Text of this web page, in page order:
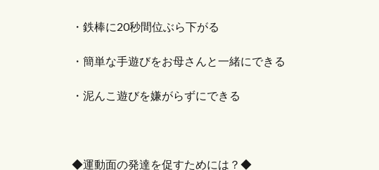
・鉄棒に20秒間位ぶら下がる
・簡単な手遊びをお母さんと一緒にできる
・泥んこ遊びを嫌がらずにできる
◆運動面の発達を促すためには？◆